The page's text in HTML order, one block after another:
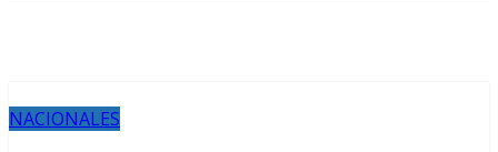
NACIONALES